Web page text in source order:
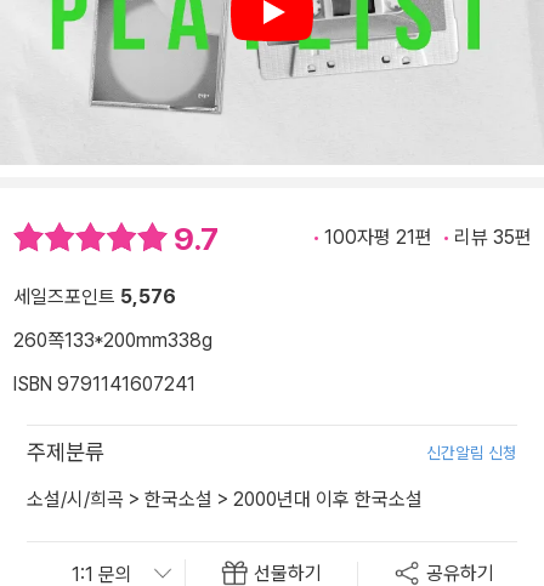
Play
9.7 100자평 21편 리뷰 35편
세일즈포인트 5,576
260쪽133*200mm338g
ISBN 9791141607241
주제분류 신간알림 신청
소설/시/희곡 > 한국소설 > 2000년대 이후 한국소설
선물하기 공유하기